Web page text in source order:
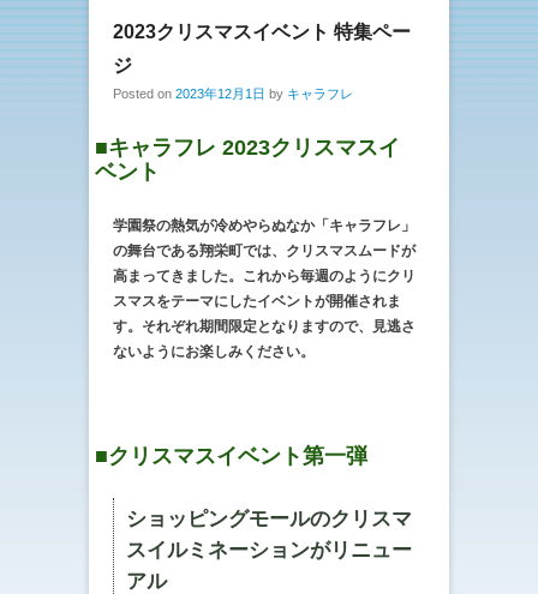
2023クリスマスイベント 特集ペー
ジ
Posted on 2023年12月1日 by キャラフレ
■キャラフレ 2023クリスマスイ
ベント
学園祭の熱気が冷めやらぬなか「キャラフレ」
の舞台である翔栄町では、クリスマスムードが
高まってきました。これから毎週のようにクリ
スマスをテーマにしたイベントが開催されま
す。それぞれ期間限定となりますので、見逃さ
ないようにお楽しみください。
■クリスマスイベント第一弾
ショッピングモールのクリスマ
スイルミネーションがリニュー
アル